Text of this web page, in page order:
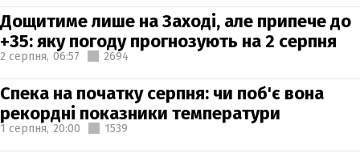
Дощитиме лише на Заході, але припече до
+35: яку погоду прогнозують на 2 серпня
2 серпня, 06:57 2694
Спека на початку серпня: чи поб'є вона
рекордні показники температури
1 серпня, 20:00 1539